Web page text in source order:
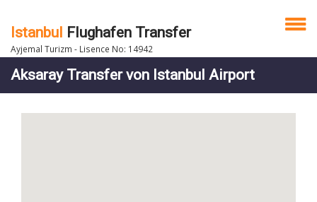
Istanbul Flughafen Transfer
Ayjemal Turizm - Lisence No: 14942
Aksaray Transfer von Istanbul Airport